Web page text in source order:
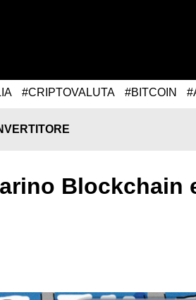
#CRIPTOVALUTA #BITCOIN
Blockchain